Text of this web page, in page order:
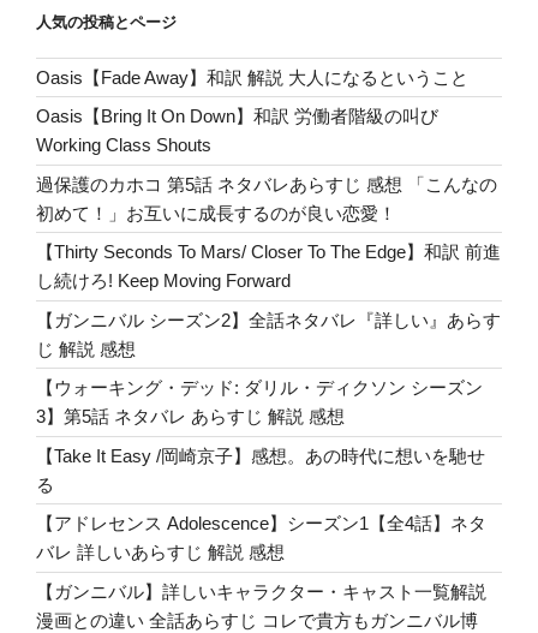
為
に。
腐
っ
た
世
界
一
輪
の
花
。
和
訳
Lyrics”
の
a
e
ss
er e
b
o
o
k
人気の投稿とページ
Oasis【Fade Away】和訳 解説 大人になるということ
Oasis【Bring It On Down】和訳 労働者階級の叫び
Working Class Shouts
過保護のカホコ 第5話 ネタバレあらすじ 感想 「こんなの
初めて！」お互いに成長するのが良い恋愛！
【Thirty Seconds To Mars/ Closer To The Edge】和訳 前進
し続けろ! Keep Moving Forward
【ガンニバル シーズン2】全話ネタバレ『詳しい』あらす
じ 解説 感想
【ウォーキング・デッド: ダリル・ディクソン シーズン
3】第5話 ネタバレ あらすじ 解説 感想
【Take It Easy /岡崎京子】感想。あの時代に想いを馳せ
る
【アドレセンス Adolescence】シーズン1【全4話】ネタ
バレ 詳しいあらすじ 解説 感想
【ガンニバル】詳しいキャラクター・キャスト一覧解説
漫画との違い 全話あらすじ コレで貴方もガンニバル博